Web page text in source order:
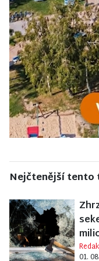
Nejčtenější tento
01.